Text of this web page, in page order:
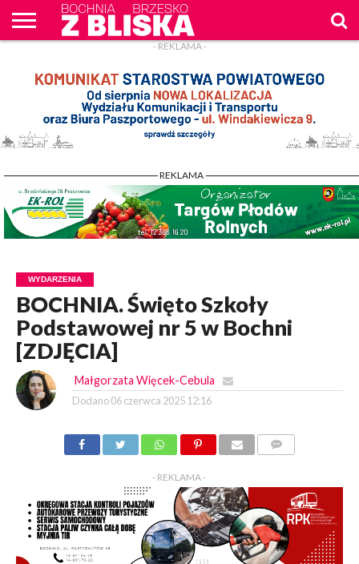
WPROST
REKLAM
- REKLAMA -
- REKLAMA -
WYDARZENIA
BOCHNIA. Święto Szkoły
Podstawowej nr 5 w Bochni
[ZDJĘCIA]
Małgorzata Więcek-Cebula
Dodano 06 czerwca 2025 12:16
- REKLAMA -